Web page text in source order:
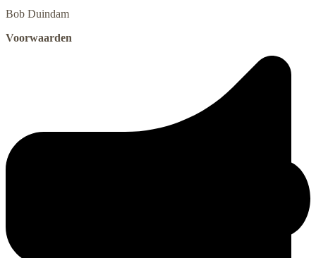
Bob Duindam
Voorwaarden